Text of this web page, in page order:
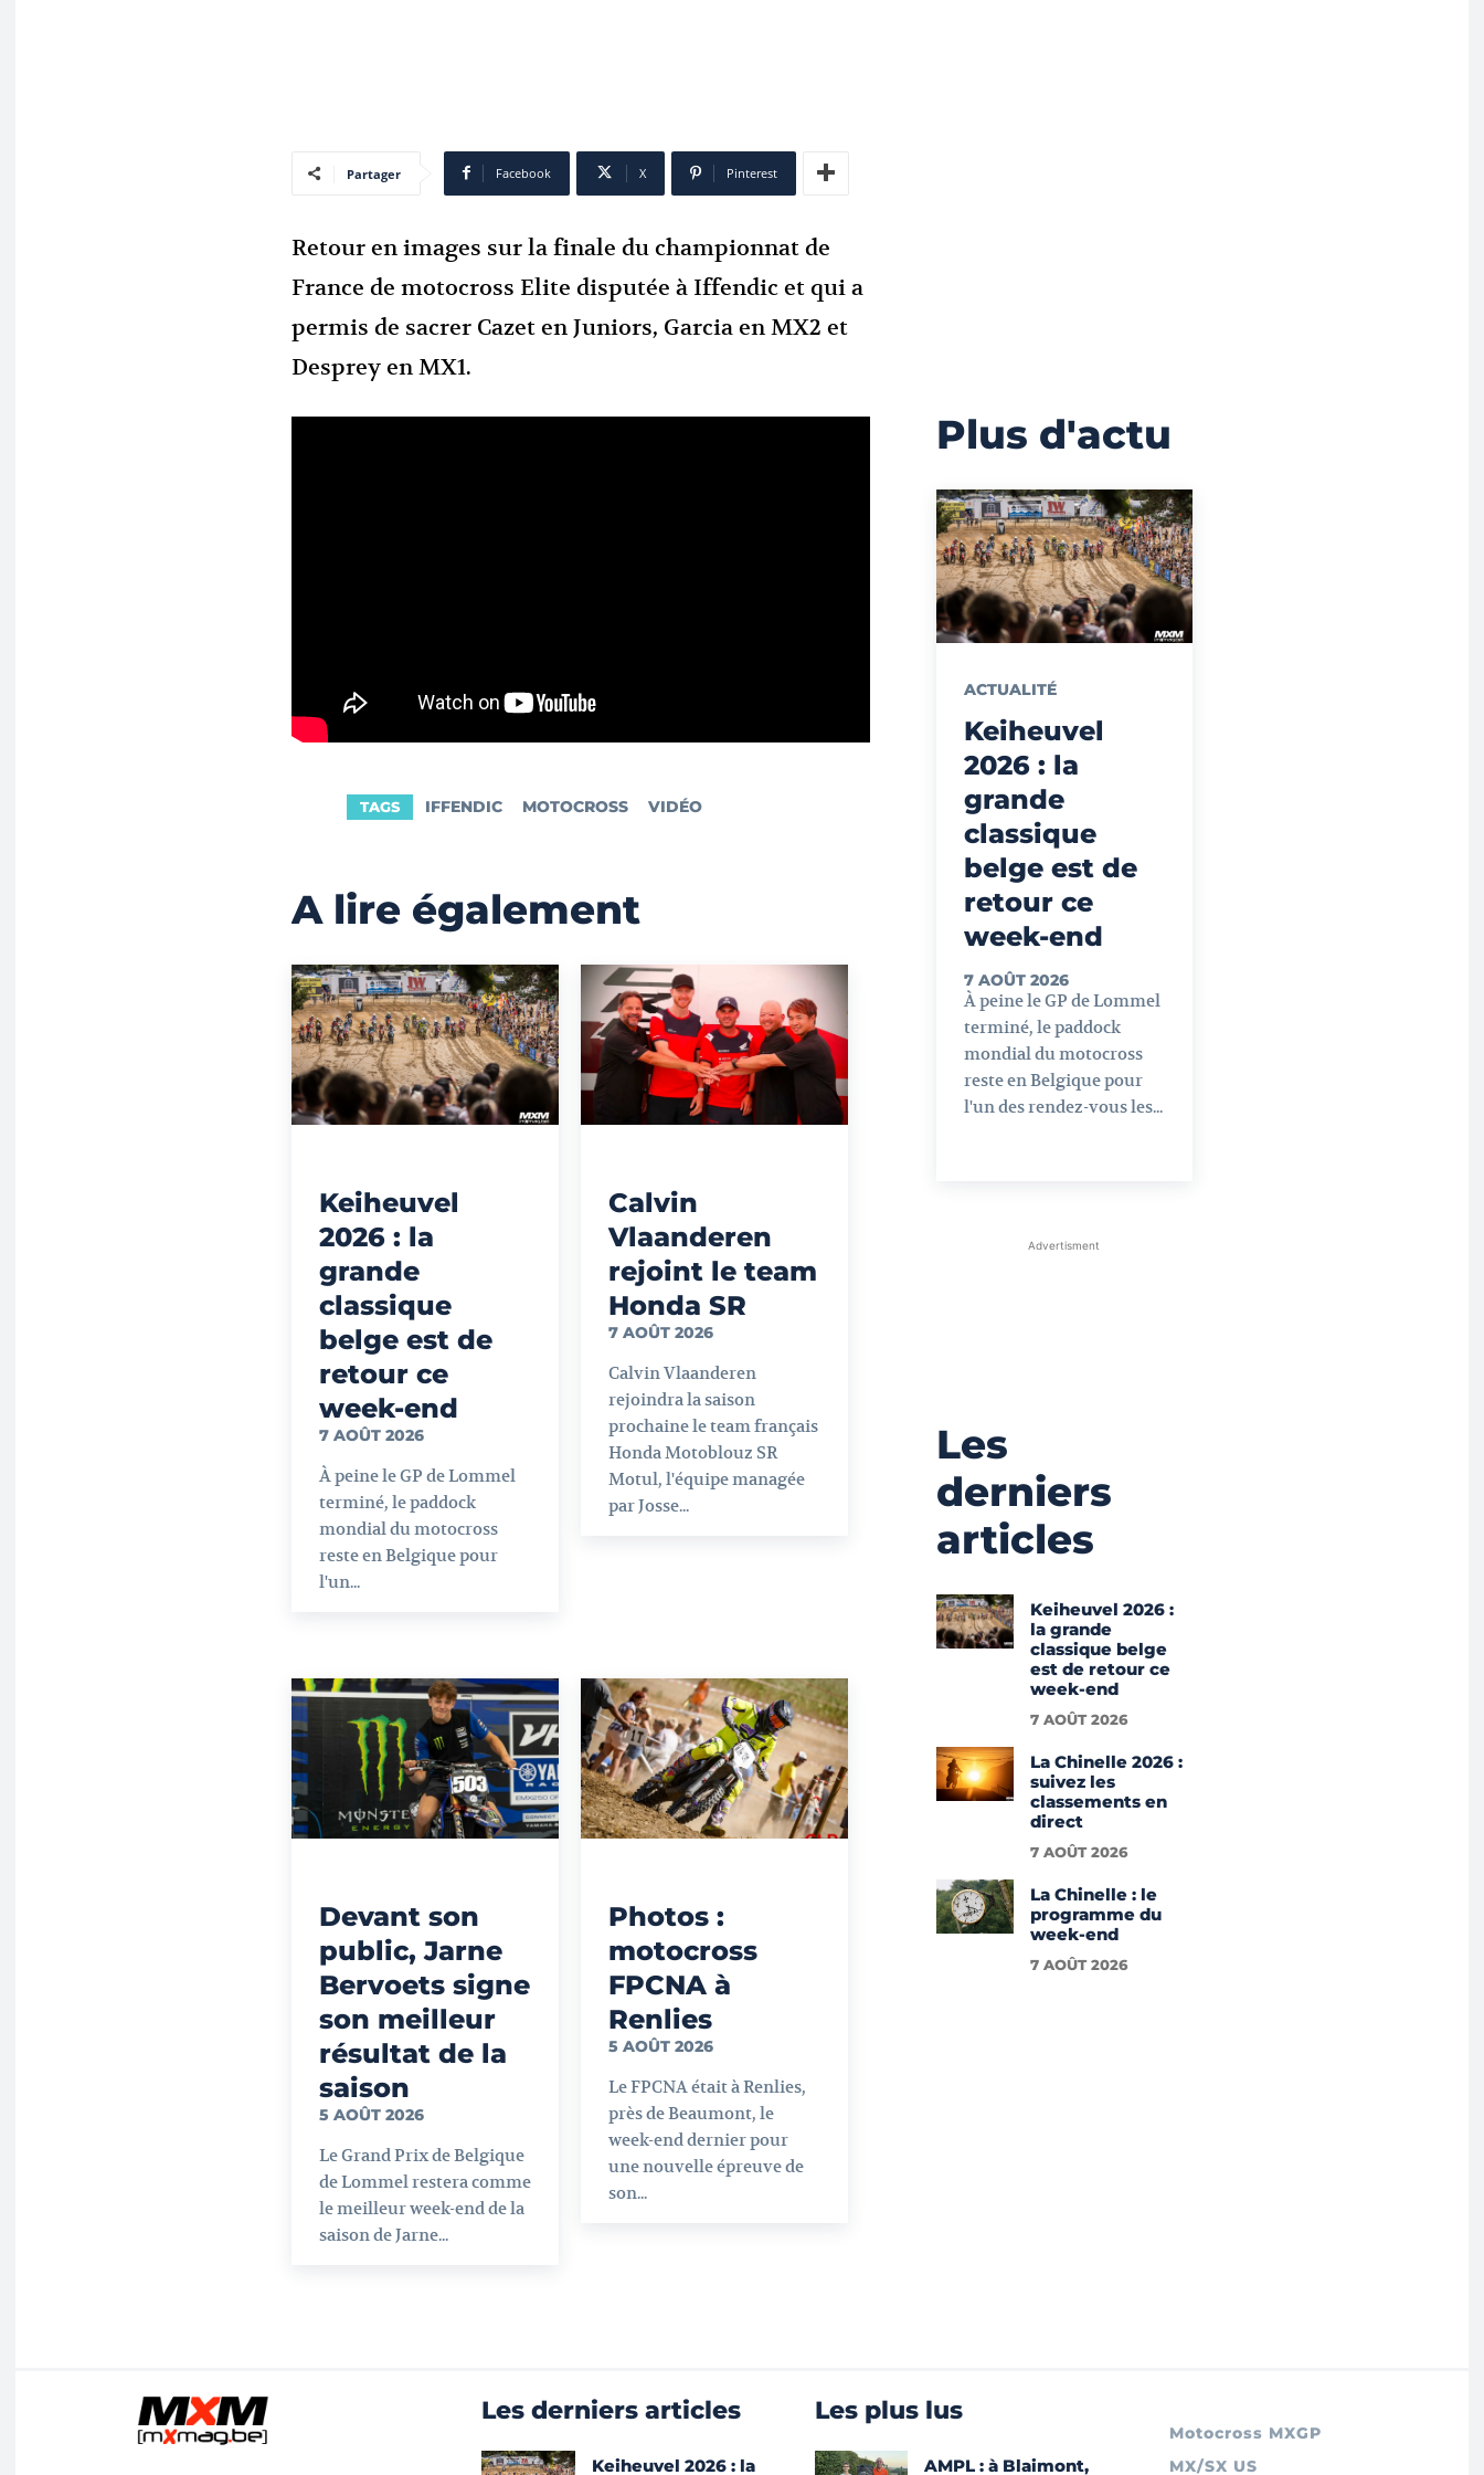
Partager Facebook X Pinterest
Retour en images sur la finale du championnat de
France de motocross Elite disputée à Iffendic et qui a
permis de sacrer Cazet en Juniors, Garcia en MX2 et
Desprey en MX1.
TAGS IFFENDIC MOTOCROSS VIDÉO
A lire également
Keiheuvel
2026 : la
grande
classique
belge est de
retour ce
week-end
7 AOÛT 2026
À peine le GP de Lommel
terminé, le paddock
mondial du motocross
reste en Belgique pour
l'un...
Calvin
Vlaanderen
rejoint le team
Honda SR
7 AOÛT 2026
Calvin Vlaanderen
rejoindra la saison
prochaine le team français
Honda Motoblouz SR
Motul, l'équipe managée
par Josse...
Devant son
public, Jarne
Bervoets signe
son meilleur
résultat de la
saison
5 AOÛT 2026
Le Grand Prix de Belgique
de Lommel restera comme
le meilleur week-end de la
saison de Jarne...
Photos :
motocross
FPCNA à
Renlies
5 AOÛT 2026
Le FPCNA était à Renlies,
près de Beaumont, le
week-end dernier pour
une nouvelle épreuve de
son...
Plus d'actu
ACTUALITÉ
Keiheuvel
2026 : la
grande
classique
belge est de
retour ce
week-end
7 AOÛT 2026
À peine le GP de Lommel
terminé, le paddock
mondial du motocross
reste en Belgique pour
l'un des rendez-vous les...
Advertisment
Les
derniers
articles
Keiheuvel 2026 :
la grande
classique belge
est de retour ce
week-end
7 AOÛT 2026
La Chinelle 2026 :
suivez les
classements en
direct
7 AOÛT 2026
La Chinelle : le
programme du
week-end
7 AOÛT 2026
Les derniers articles
Keiheuvel 2026 : la
Les plus lus
AMPL : à Blaimont,
Motocross MXGP
MX/SX US